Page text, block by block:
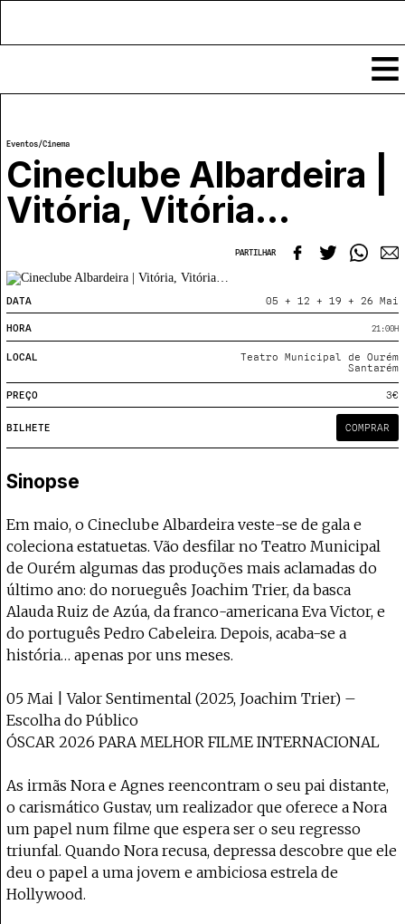
Notícias
Classificados
Ver todos
Agenda
Exposições
Locais
Mapa
Submeter Eventos
COFFEELABS
Cursos Curtos
Recursos
Publicações
Sobre
Projecto e Equipa
Estatuto Editorial
Ficha Técnica
Política de privacidade
Contactar
Política de privacidade - App
Coffeelabs Cursos curtos
— apoia o Coffeepaste e ajuda-nos a chegar mais longe. Mantém viva a cultura
Apoiar
Eventos/Cinema
Cineclube Albardeira |
Vitória, Vitória…
PARTILHAR
DATA 05 + 12 + 19 + 26 Mai
HORA 21:00H
LOCAL
Teatro Municipal de Ourém
Santarém
PREÇO 3€
BILHETE COMPRAR
Sinopse
Em maio, o Cineclube Albardeira veste-se de gala e
coleciona estatuetas. Vão desfilar no Teatro Municipal
de Ourém algumas das produções mais aclamadas do
último ano: do norueguês Joachim Trier, da basca
Alauda Ruiz de Azúa, da franco-americana Eva Victor, e
do português Pedro Cabeleira. Depois, acaba-se a
história… apenas por uns meses.
05 Mai | Valor Sentimental (2025, Joachim Trier) –
Escolha do Público
ÓSCAR 2026 PARA MELHOR FILME INTERNACIONAL
As irmãs Nora e Agnes reencontram o seu pai distante,
o carismático Gustav, um realizador que oferece a Nora
um papel num filme que espera ser o seu regresso
triunfal. Quando Nora recusa, depressa descobre que ele
deu o papel a uma jovem e ambiciosa estrela de
Hollywood.